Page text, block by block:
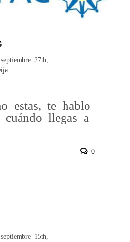
septiembre 27th,
estas, te hablo
cuándo llegas a
0
septiembre 15th,